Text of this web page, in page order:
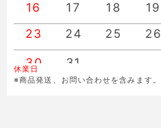
16
17 18 19
23
24 25 26
30 31
休業日
※商品発送、お問い合わせを含みます。